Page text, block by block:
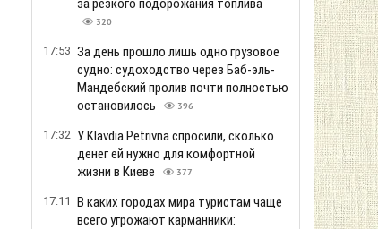
за резкого подорожания топлива
320
17:53 За день прошло лишь одно грузовое
судно: судоходство через Баб-эль-
Мандебский пролив почти полностью
остановилось
396
17:32 У Klavdia Petrivna спросили, сколько
денег ей нужно для комфортной
жизни в Киеве
377
17:11 В каких городах мира туристам чаще
всего угрожают карманники: